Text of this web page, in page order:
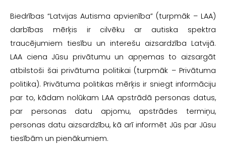
Biedrības “Latvijas Autisma apvienība” (turpmāk – LAA)
darbības mērķis ir cilvēku ar autiska spektra
traucējumiem tiesību un interešu aizsardzība Latvijā.
LAA ciena Jūsu privātumu un apņemas to aizsargāt
atbilstoši šai privātuma politikai (turpmāk – Privātuma
politika). Privātuma politikas mērķis ir sniegt informāciju
par to, kādam nolūkam LAA apstrādā personas datus,
par personas datu apjomu, apstrādes termiņu,
personas datu aizsardzību, kā arī informēt Jūs par Jūsu
tiesībām un pienākumiem.